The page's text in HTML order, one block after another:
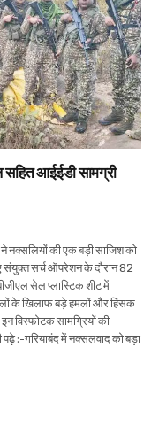
सहित आईईडी सामग्री
नक्सलियों की एक बड़ी साजिश को
संयुक्त सर्च ऑपरेशन के दौरान 82
सेल प्लास्टिक शीट में
के खिलाफ बड़े हमलों और हिंसक
विस्फोटक सामग्रियों की
पढ़े :-गरियाबंद में नक्सलवाद को बड़ा